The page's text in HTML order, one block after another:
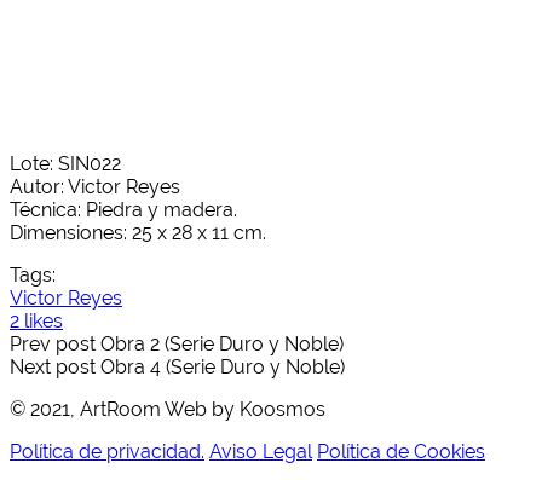
Lote: SIN022
Autor: Victor Reyes
Técnica: Piedra y madera.
Dimensiones: 25 x 28 x 11 cm.
Tags:
Victor Reyes
2 likes
Prev post Obra 2 (Serie Duro y Noble)
Next post Obra 4 (Serie Duro y Noble)
© 2021, ArtRoom Web by Koosmos
Política de privacidad. Aviso Legal Política de Cookies